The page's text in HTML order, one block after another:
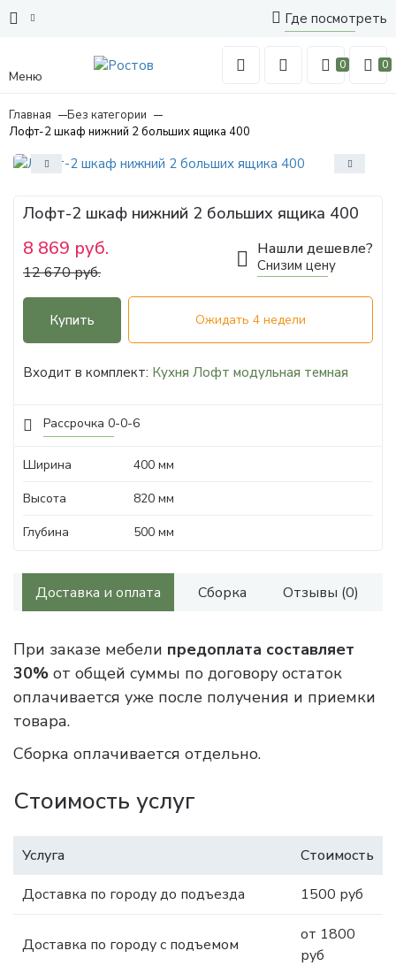
Где посмотреть
Меню
0 0
Главная
Без категории
Лофт-2 шкаф нижний 2 больших ящика 400
Рассрочка 0-0-6
Лофт-2 шкаф нижний 2 больших ящика 400
8 869 руб.
12 670 руб.
Нашли дешевле?
Снизим цену
Купить Ожидать 4 недели
Входит в комплект: Кухня Лофт модульная темная
Ширина
400 мм
Высота
820 мм
Глубина
500 мм
Доставка и оплата Сборка Отзывы (0)
При заказе мебели предоплата составляет
30% от общей суммы по договору остаток
оплачивается уже после получения и приемки
товара.
Сборка оплачивается отдельно.
Стоимость услуг
Услуга
Стоимость
Доставка по городу до подъезда
1500 руб
Доставка по городу с подъемом
от 1800
руб